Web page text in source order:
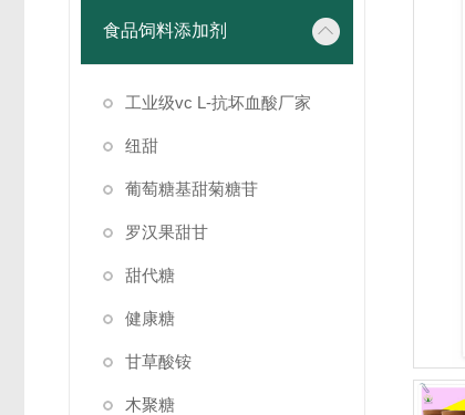
食品饲料添加剂
工业级vc L-抗坏血酸厂家
纽甜
葡萄糖基甜菊糖苷
罗汉果甜甘
甜代糖
健康糖
甘草酸铵
木聚糖